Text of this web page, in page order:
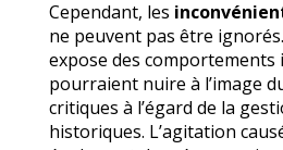
Cependant, les
ne peuvent pas être
expose des
pourraient nuire à l’image
critiques à l’égard de la
historiques. L’agitation